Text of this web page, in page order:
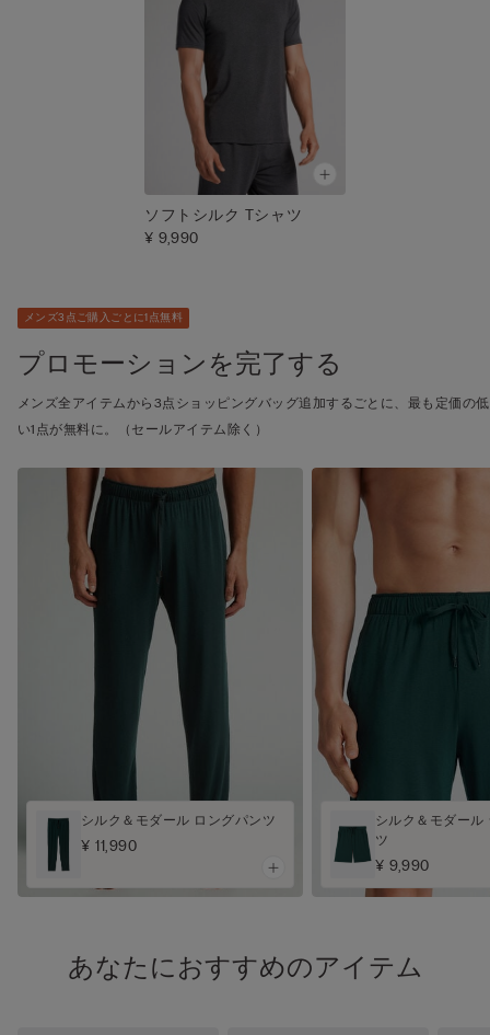
ソフトシルク Tシャツ
¥ 9,990
メンズ3点ご購入ごとに1点無料
プロモーションを完了する
メンズ全アイテムから3点ショッピングバッグ追加するごとに、最も定価の低
い1点が無料に。（セールアイテム除く）
シルク＆モダール ロングパンツ
¥ 11,990
シルク＆モダール
ツ
¥ 9,990
あなたにおすすめのアイテム